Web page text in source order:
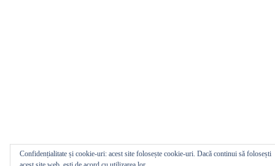
Confidențialitate și cookie-uri: acest site folosește cookie-uri. Dacă continui să folosești